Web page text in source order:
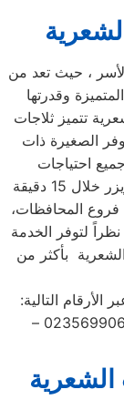
، حيث تعد من
وقدرتها
تتميز ثلاجات
الصغيرة ذات
احتياجات
المستخدم . يمكنك تجميد أي شيء في الفريزر خلال 15 دقيقة
المحافظات،
لتوفر الخدمة
بأكثر من
التالية:
01220261030 – 02357100080 – 0235699066 –
الشعرية